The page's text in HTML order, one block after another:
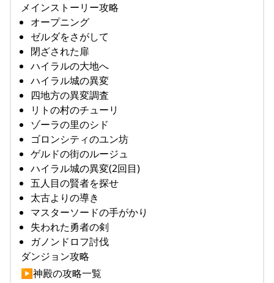
メインストーリー攻略
オープニング
ゼルダをさがして
閉ざされた扉
ハイラルの大地へ
ハイラル城の異変
四地方の異変調査
リトの村のチューリ
ゾーラの里のシド
ゴロンシティのユン坊
ゲルドの街のルージュ
ハイラル城の異変(2回目)
五人目の賢者を探せ
太古よりの導き
マスターソードの手がかり
失われた勇者の剣
ガノンドロフ討伐
ダンジョン攻略
▶︎神殿の攻略一覧